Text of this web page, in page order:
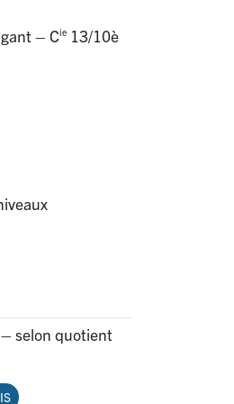
– Cie 13/10è
selon quotient